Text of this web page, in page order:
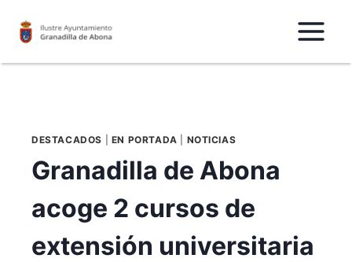
DESTACADOS EN PORTADA NOTICIAS
Granadilla de Abona
acoge 2 cursos de
extensión universitaria